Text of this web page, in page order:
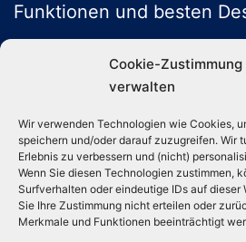
Cookie-Zustimmung
verwalten
Wir verwenden Technologien wie Cookies,
speichern und/oder darauf zuzugreifen. Wir
Erlebnis zu verbessern und (nicht)
Wenn Sie diesen Technologien zustimmen,
Surfverhalten oder eindeutige IDs auf dieser
Sie Ihre Zustimmung nicht erteilen oder
Merkmale und Funktionen beeinträchtigt
Funktionen und besten
ABONNIEREN
Folge uns auf Social Media